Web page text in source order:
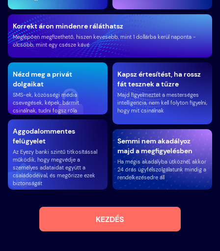
Aggodalommentes
felügyelet
Az Eyezy banki szintű titkosítással
működik, hogy megvédje a
személyes adataidat együtt a
családodéival, és megőrizze ezek
biztonságát
Nézd meg a privát
dolgaikat
SMS-ek, közösségi média
csevegések, képek; bármit
csinálnak, tudni fogsz róla
Korrekt áron mindenre ráláthatsz
Meglepően megfizethető, hiszen kevesebb, mint 1 dollárba kerül naponta -
olcsóbb, mint egy csésze kávé
Kapsz értesítést, ha rossz
fát tesznek a tűzre
Majd figyelmeztet a mesterséges
intelligencia, nem kell folyton figyelni,
hogy mit csinálnak
Semmi nem akadályoz
majd a megfigyelésben
Ha mégis akadályba ütköznél, akkor
24 órás ügyfélszolgálatunk mindig a
rendelkezésedre áll
KEZDÉS